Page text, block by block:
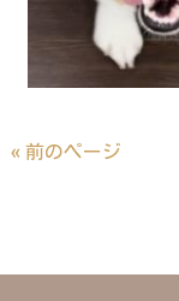
« 前のページ